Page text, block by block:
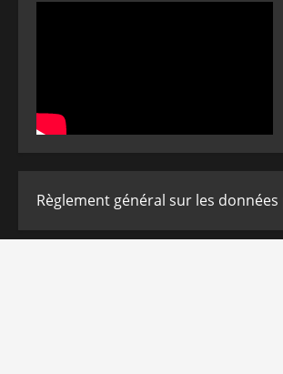
Règlement général sur les